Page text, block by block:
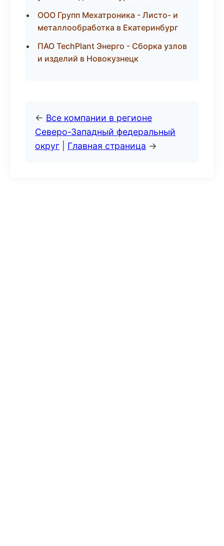
ООО Групп Мехатроника - Листо- и
металлообработка в Екатеринбург
ПАО TechPlant Энерго - Сборка узлов
и изделий в Новокузнецк
← Все компании в регионе
Северо-Западный федеральный
округ
Главная страница →